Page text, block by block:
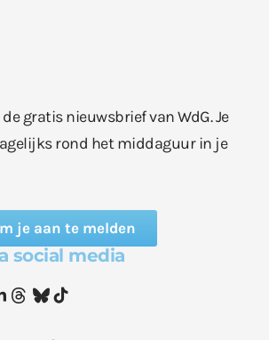
gratis nieuwsbrief van WdG. Je
rond het middaguur in je
je aan te melden
social media